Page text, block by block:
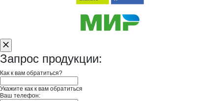
Запрос продукции:
Как к вам обратиться?
Укажите как к вам обратиться
Ваш телефон: